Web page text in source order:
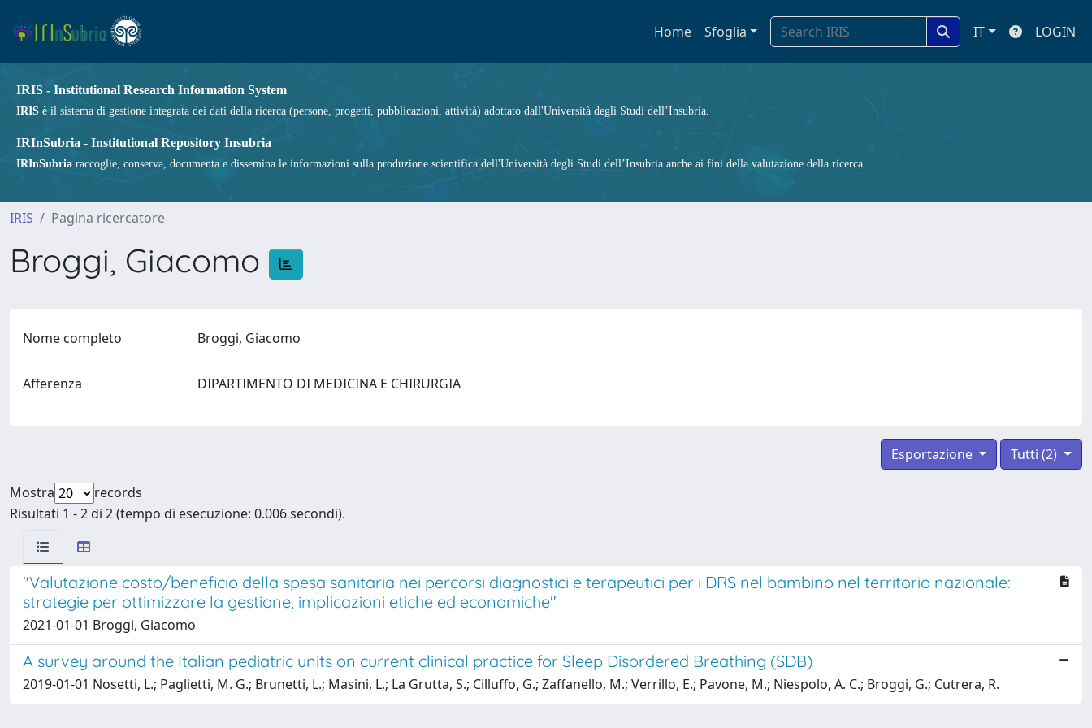
Home Sfoglia IT LOGIN
IRIS - Institutional Research Information System
IRIS è il sistema di gestione integrata dei dati della ricerca (persone, progetti, pubblicazioni, attività) adottato dall'Università degli Studi dell’Insubria.
IRInSubria - Institutional Repository Insubria
IRInSubria raccoglie, conserva, documenta e dissemina le informazioni sulla produzione scientifica dell'Università degli Studi dell’Insubria anche ai fini della valutazione della ricerca.
IRIS Pagina ricercatore
Broggi, Giacomo
Nome completo Broggi, Giacomo
Afferenza DIPARTIMENTO DI MEDICINA E CHIRURGIA
Tutti (2)
Esportazione
Mostra
records
Risultati 1 - 2 di 2 (tempo di esecuzione: 0.006 secondi).
"Valutazione costo/beneficio della spesa sanitaria nei percorsi diagnostici e terapeutici per i DRS nel bambino nel territorio nazionale:
strategie per ottimizzare la gestione, implicazioni etiche ed economiche"
2021-01-01 Broggi, Giacomo
A survey around the Italian pediatric units on current clinical practice for Sleep Disordered Breathing (SDB)
2019-01-01 Nosetti, L.; Paglietti, M. G.; Brunetti, L.; Masini, L.; La Grutta, S.; Cilluffo, G.; Zaffanello, M.; Verrillo, E.; Pavone, M.; Niespolo, A. C.; Broggi, G.; Cutrera, R.